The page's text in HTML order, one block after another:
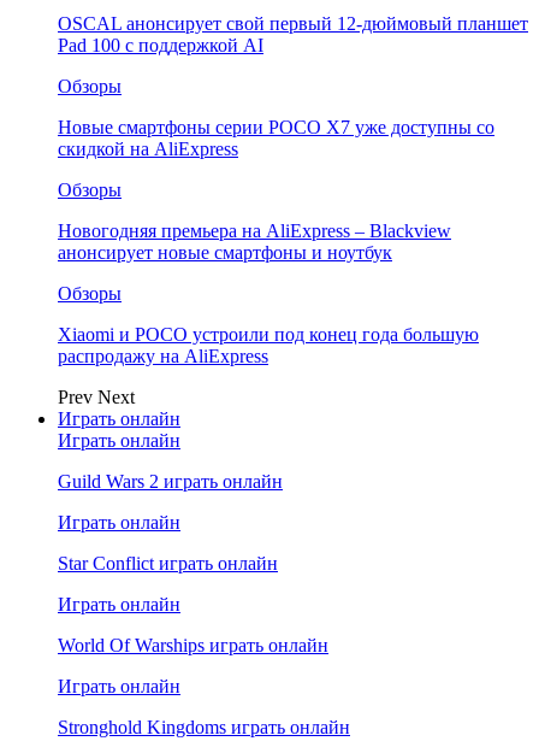
OSCAL анонсирует свой первый 12-дюймовый планшет
Pad 100 с поддержкой AI
Обзоры
Новые смартфоны серии POCO X7 уже доступны со
скидкой на AliExpress
Обзоры
Новогодняя премьера на AliExpress – Blackview
анонсирует новые смартфоны и ноутбук
Обзоры
Xiaomi и POCO устроили под конец года большую
распродажу на AliExpress
Prev Next
Играть онлайн
Играть онлайн
Guild Wars 2 играть онлайн
Играть онлайн
Star Conflict играть онлайн
Играть онлайн
World Of Warships играть онлайн
Играть онлайн
Stronghold Kingdoms играть онлайн